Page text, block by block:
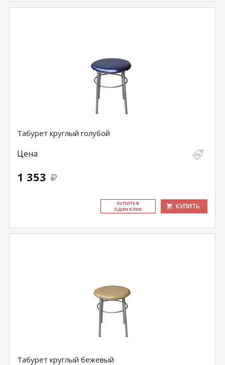
Табурет круглый голубой
Цена
1 353
КУ­ПИТЬ В
ОДИН КЛИК
КУПИТЬ
Табурет круглый бежевый